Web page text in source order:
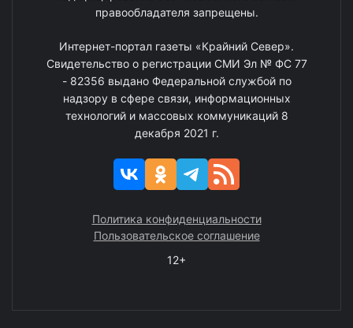
правообладателя запрещены.
Интернет-портал газеты «Крайний Север».
Свидетельство о регистрации СМИ Эл № ФС 77
- 82356 выдано Федеральной службой по
надзору в сфере связи, информационных
технологий и массовых коммуникаций 8
декабря 2021 г.
Политика конфиденциальности
Пользовательское соглашение
12+